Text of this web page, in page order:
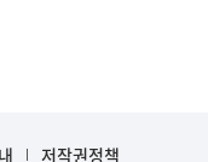
저작권정책